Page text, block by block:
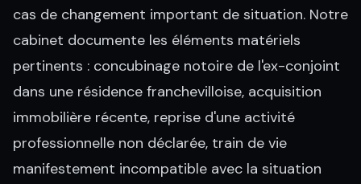
cas de changement important de situation. Notre
cabinet documente les éléments matériels
pertinents : concubinage notoire de l'ex-conjoint
dans une résidence franchevilloise, acquisition
immobilière récente, reprise d'une activité
professionnelle non déclarée, train de vie
manifestement incompatible avec la situation